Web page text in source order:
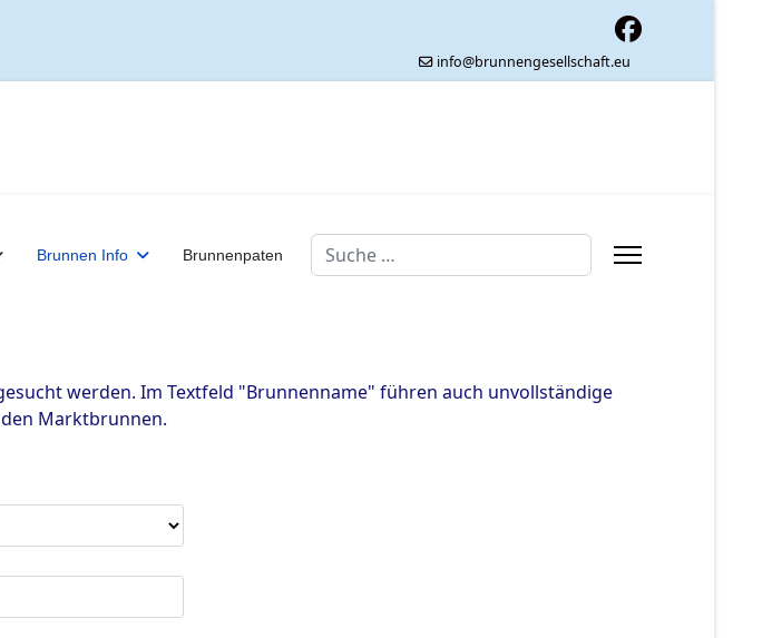
info@brunnengesellschaft.eu
Brunnen Info Brunnenpaten Suchen
werden. Im Textfeld "Brunnenname" führen auch unvollständige
Marktbrunnen.